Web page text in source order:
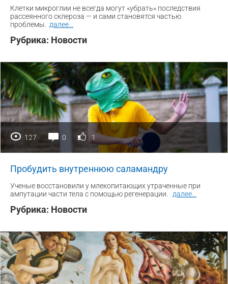
Клетки микроглии не всегда могут «убрать» последствия
рассеянного склероза — и сами становятся частью
проблемы.
далее
Рубрика: Новости
127 0 1
Пробудить внутреннюю саламандру
Ученые восстановили у млекопитающих утраченные при
ампутации части тела с помощью регенерации.
далее
Рубрика: Новости